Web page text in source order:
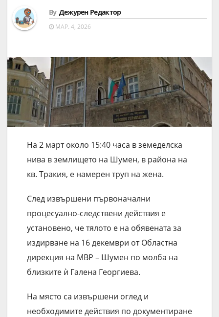
By Дежурен Редактор
МАР. 4, 2026
На 2 март около 15:40 часа в земеделска
нива в землището на Шумен, в района на
кв. Тракия, е намерен труп на жена.
След извършени първоначални
процесуално-следствени действия е
установено, че тялото е на обявената за
издирване на 16 декември от Областна
дирекция на МВР – Шумен по молба на
близките ѝ Галена Георгиева.
На място са извършени оглед и
необходимите действия по документиране